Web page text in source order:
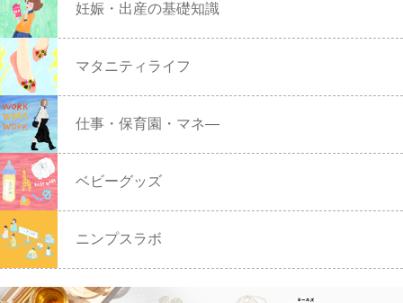
妊娠・出産の基礎知識
マタニティライフ
仕事・保育園・マネ―
ベビーグッズ
ニンプスラボ